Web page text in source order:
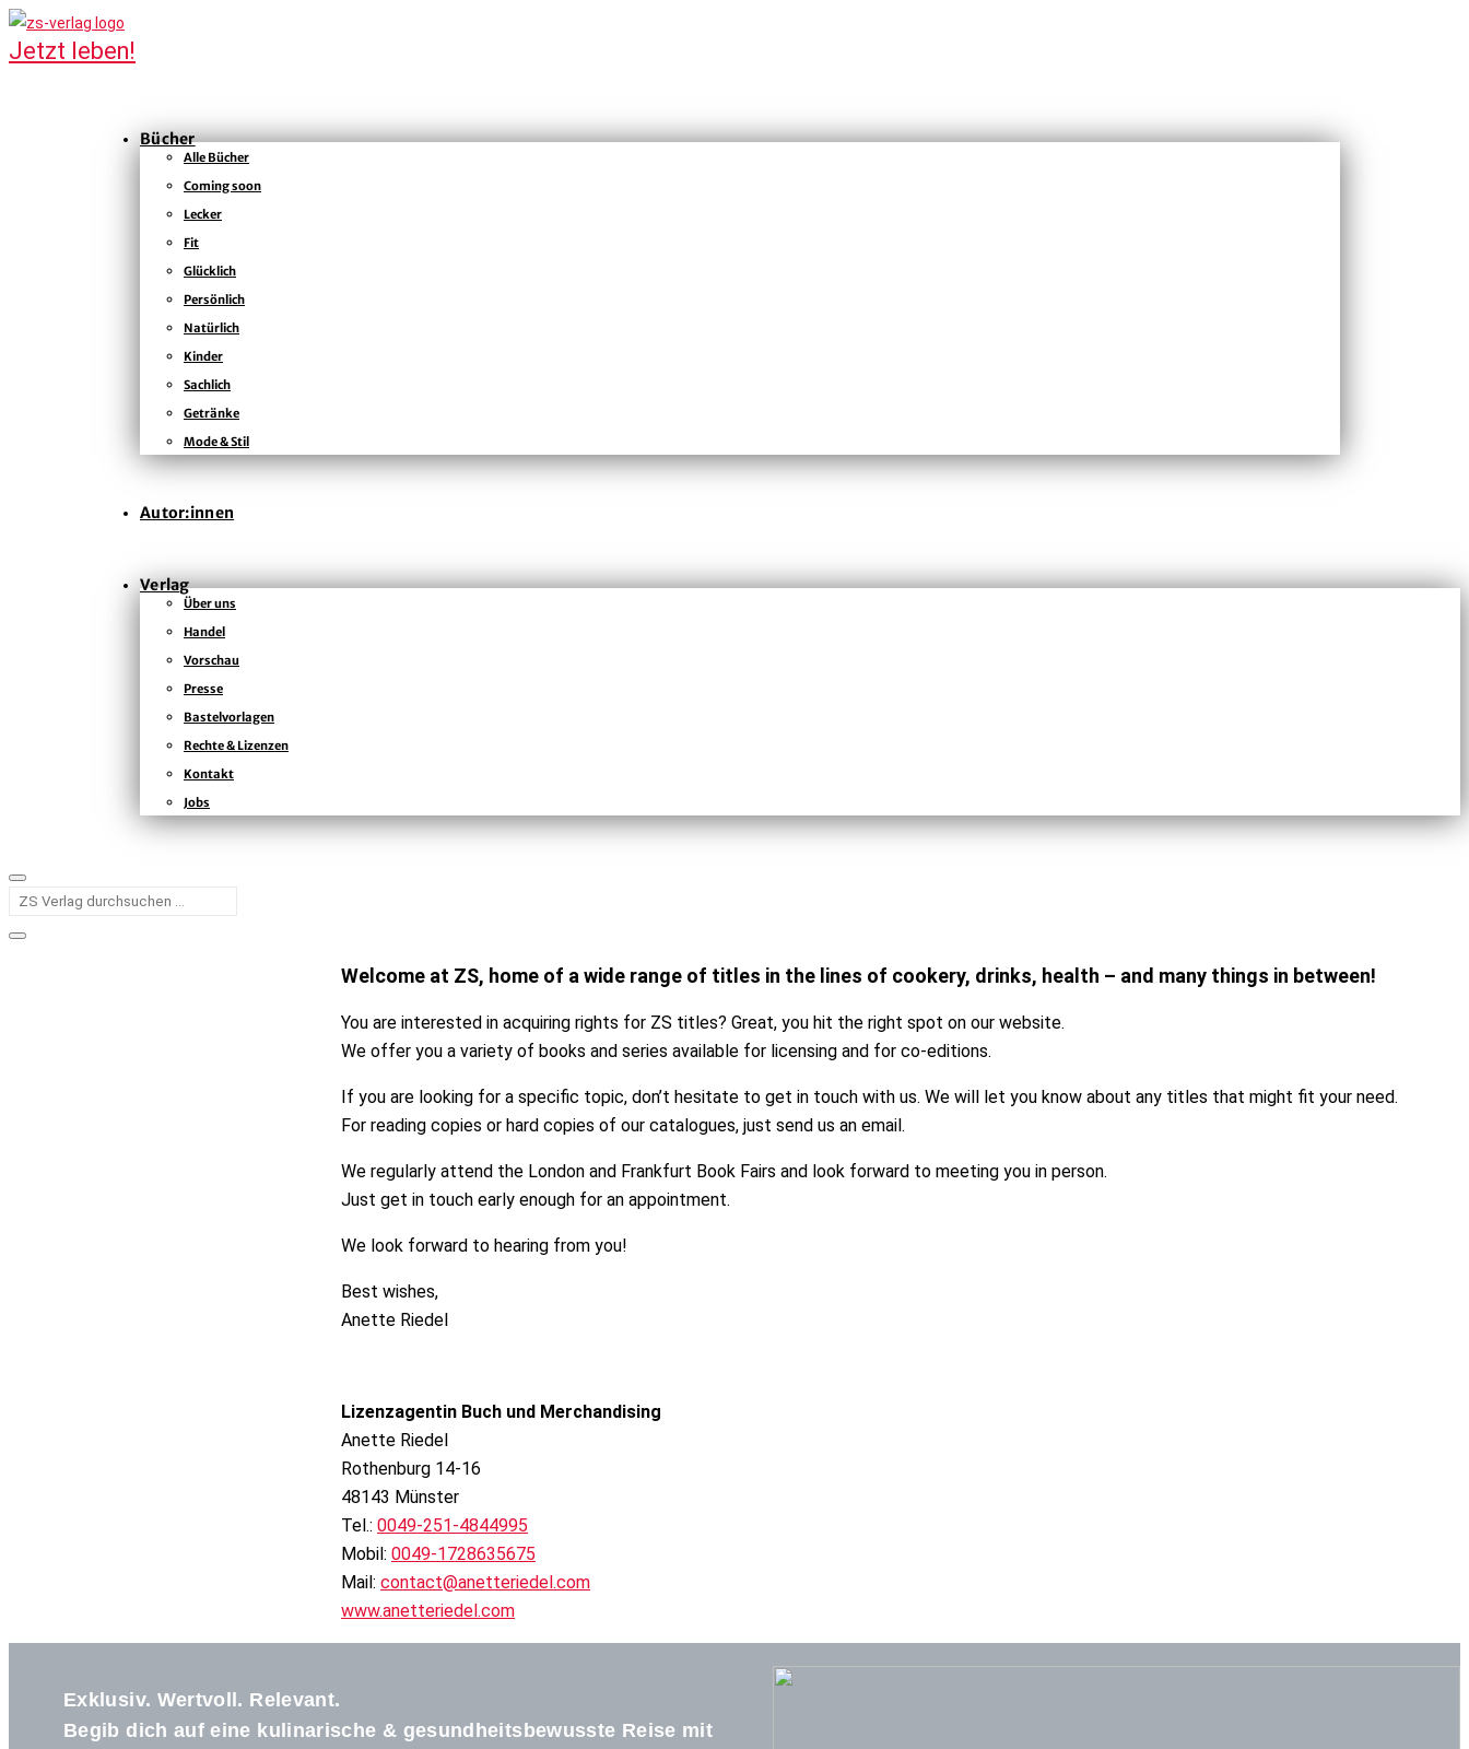
Bücher
Alle Bücher
Coming soon
Lecker
Fit
Glücklich
Persönlich
Natürlich
Kinder
Sachlich
Getränke
Mode & Stil
Autor:innen
Verlag
Über uns
Handel
Vorschau
Presse
Bastelvorlagen
Rechte & Lizenzen
Kontakt
Jobs
Welcome at ZS, home of a wide range of titles in the lines of cookery, drinks, health – and many things in between!
You are interested in acquiring rights for ZS titles? Great, you hit the right spot on our website.
We offer you a variety of books and series available for licensing and for co-editions.
If you are looking for a specific topic, don’t hesitate to get in touch with us. We will let you know about any titles that might fit your need.
For reading copies or hard copies of our catalogues, just send us an email.
We regularly attend the London and Frankfurt Book Fairs and look forward to meeting you in person.
Just get in touch early enough for an appointment.
We look forward to hearing from you!
Best wishes,
Anette Riedel
Lizenzagentin Buch und Merchandising
Anette Riedel
Rothenburg 14-16
48143 Münster
Tel.: 0049-251-4844995
Mobil: 0049-1728635675
Mail: contact@anetteriedel.com
www.anetteriedel.com
Exklusiv. Wertvoll. Relevant.
Begib dich auf eine kulinarische & gesundheitsbewusste Reise mit